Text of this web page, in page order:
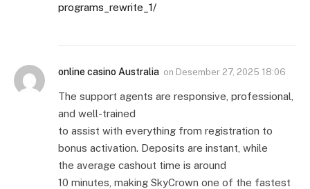
programs_rewrite_1/
online casino Australia on Desember 27, 2025 18:06
The support agents are responsive, professional,
and well-trained
to assist with everything from registration to
bonus activation. Deposits are instant, while
the average cashout time is around
10 minutes, making SkyCrown one of the fastest